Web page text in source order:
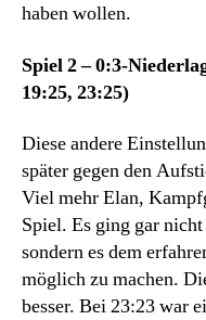
haben wollen.
Spiel 2 – 0:3-
19:25, 23:25)
Diese andere
später gegen den
Viel mehr Elan,
Spiel. Es ging gar
sondern es dem
möglich zu machen.
besser. Bei 23:23 war